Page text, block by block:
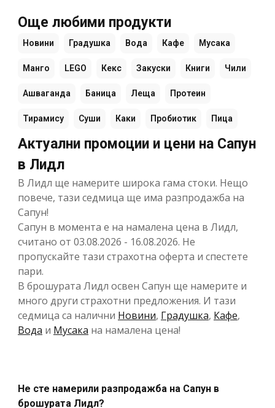
Още любими продукти
Новини Градушка Вода Кафе Мусака
Манго LEGO Кекс Закуски Книги Чили
Ашваганда Баница Леща Протеин
Тирамису Суши Каки Пробиотик Пица
Актуални промоции и цени на Сапун
в Лидл
В Лидл ще намерите широка гама стоки. Нещо
повече, тази седмица ще има разпродажба на
Сапун!
Сапун в момента е на намалена цена в Лидл,
считано от 03.08.2026 - 16.08.2026. Не
пропускайте тази страхотна оферта и спестете
пари.
В брошурата Лидл освен Сапун ще намерите и
много други страхотни предложения. И тази
седмица са налични Новини, Градушка, Кафе,
Вода и Мусака на намалена цена!
Не сте намерили разпродажба на Сапун в
брошурата Лидл?